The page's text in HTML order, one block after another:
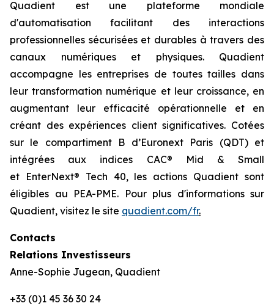
Quadient est une plateforme mondiale
d'automatisation facilitant des interactions
professionnelles sécurisées et durables à travers des
canaux numériques et physiques. Quadient
accompagne les entreprises de toutes tailles dans
leur transformation numérique et leur croissance, en
augmentant leur efficacité opérationnelle et en
créant des expériences client significatives. Cotées
sur le compartiment B d’Euronext Paris (QDT) et
intégrées aux indices CAC® Mid & Small
et EnterNext® Tech 40, les actions Quadient sont
éligibles au PEA-PME. Pour plus d'informations sur
Quadient, visitez le site quadient.com/fr.
Contacts
Relations Investisseurs
Anne-Sophie Jugean, Quadient
+33 (0)1 45 36 30 24